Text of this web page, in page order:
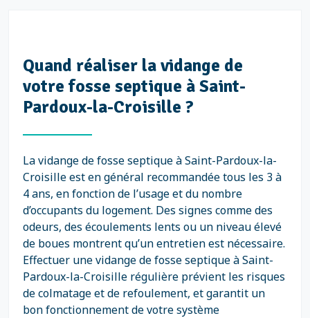
Quand réaliser la vidange de
votre fosse septique à Saint-
Pardoux-la-Croisille ?
La vidange de fosse septique à Saint-Pardoux-la-
Croisille est en général recommandée tous les 3 à
4 ans, en fonction de l’usage et du nombre
d’occupants du logement. Des signes comme des
odeurs, des écoulements lents ou un niveau élevé
de boues montrent qu’un entretien est nécessaire.
Effectuer une vidange de fosse septique à Saint-
Pardoux-la-Croisille régulière prévient les risques
de colmatage et de refoulement, et garantit un
bon fonctionnement de votre système